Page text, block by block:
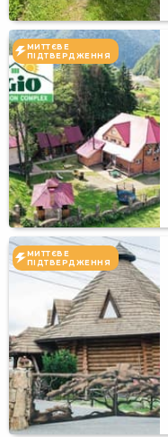
МИТТЄВЕ
ПІДТВЕРДЖЕННЯ
МИТТЄВЕ
ПІДТВЕРДЖЕННЯ